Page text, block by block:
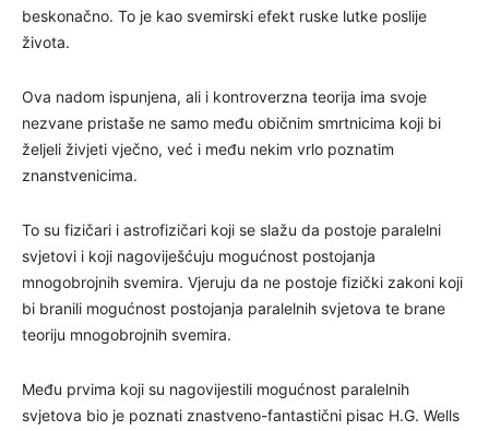
beskonačno. To je kao svemirski efekt ruske lutke poslije
života.
Ova nadom ispunjena, ali i kontroverzna teorija ima svoje
nezvane pristaše ne samo među običnim smrtnicima koji bi
željeli živjeti vječno, već i među nekim vrlo poznatim
znanstvenicima.
To su fizičari i astrofizičari koji se slažu da postoje paralelni
svjetovi i koji nagoviješćuju mogućnost postojanja
mnogobrojnih svemira. Vjeruju da ne postoje fizički zakoni koji
bi branili mogućnost postojanja paralelnih svjetova te brane
teoriju mnogobrojnih svemira.
Među prvima koji su nagovijestili mogućnost paralelnih
svjetova bio je poznati znastveno-fantastični pisac H.G. Wells